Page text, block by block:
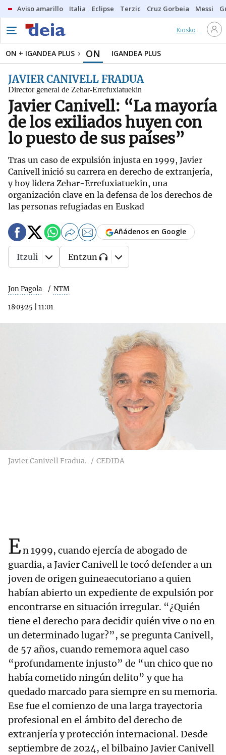
Aviso amarillo Italia Eclipse Terzic Cruz Gorbeia Messi
Kiosko
ON + IGANDEA PLUS ON IGANDEA PLUS
JAVIER CANIVELL FRADUA
Director general de Zehar-Errefuxiatuekin
Javier Canivell: “La mayoría
de los exiliados huyen con
lo puesto de sus países”
Tras un caso de expulsión injusta en 1999, Javier
Canivell inició su carrera en derecho de extranjería,
y hoy lidera Zehar-Errefuxiatuekin, una
organización clave en la defensa de los derechos de
las personas refugiadas en Euskad
Jon Pagola NTM
18·03·25 11:01
Añádenos en Google
Itzuli Entzun
Javier Canivell Fradua. CEDIDA
En 1999, cuando ejercía de abogado de
guardia, a Javier Canivell le tocó defender a un
joven de origen guineaecutoriano a quien
habían abierto un expediente de expulsión por
encontrarse en situación irregular. “¿Quién
tiene el derecho para decidir quién vive o no en
un determinado lugar?”, se pregunta Canivell,
de 57 años, cuando rememora aquel caso
“profundamente injusto” de “un chico que no
había cometido ningún delito” y que ha
quedado marcado para siempre en su memoria.
Ese fue el comienzo de una larga trayectoria
profesional en el ámbito del derecho de
extranjería y protección internacional. Desde
septiembre de 2024, el bilbaino Javier Canivell